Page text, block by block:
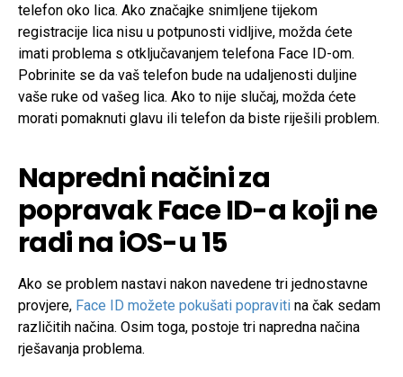
telefon oko lica. Ako značajke snimljene tijekom
registracije lica nisu u potpunosti vidljive, možda ćete
imati problema s otključavanjem telefona Face ID-om.
Pobrinite se da vaš telefon bude na udaljenosti duljine
vaše ruke od vašeg lica. Ako to nije slučaj, možda ćete
morati pomaknuti glavu ili telefon da biste riješili problem.
Napredni načini za
popravak Face ID-a koji ne
radi na iOS-u 15
Ako se problem nastavi nakon navedene tri jednostavne
provjere, Face ID možete pokušati popraviti na čak sedam
različitih načina. Osim toga, postoje tri napredna načina
rješavanja problema.